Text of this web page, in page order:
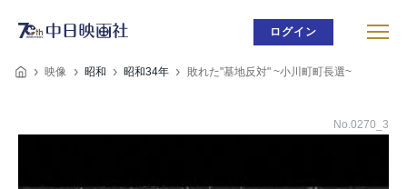
ログイン
映像 昭和 昭和34年 敗れた"基地反対" ~小川町町長選~
No.0270_3